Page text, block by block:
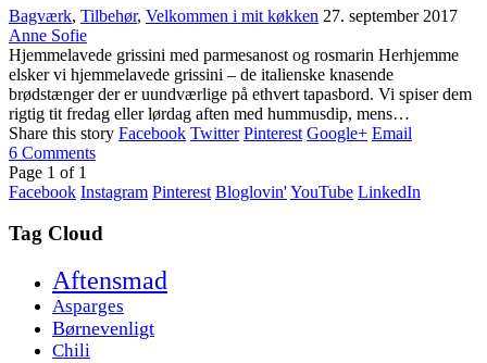
Bagværk, Tilbehør, Velkommen i mit køkken 27. september 2017
Anne Sofie
Hjemmelavede grissini med parmesanost og rosmarin Herhjemme
elsker vi hjemmelavede grissini – de italienske knasende
brødstænger der er uundværlige på ethvert tapasbord. Vi spiser dem
rigtig tit fredag eller lørdag aften med hummusdip, mens…
Share this story Facebook Twitter Pinterest Google+ Email
6 Comments
Page 1 of 1
Facebook Instagram Pinterest Bloglovin'YouTube LinkedIn
Tag Cloud
Aftensmad
Asparges
Børnevenligt
Chili